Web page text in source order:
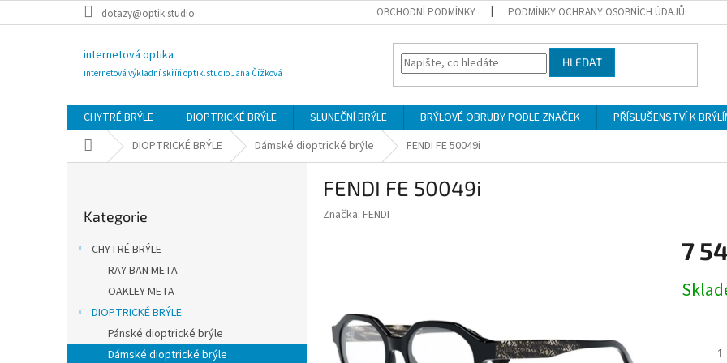
na
dotazy@optik.studio OBCHODNÍ PODMÍNKY PODMÍNKY OCHRANY OSOBNÍCH ÚDAJŮ
internetová optika
internetová výkladní skříň optik.studio Jana Čížková
HLEDAT
CHYTRÉ BRÝLE DIOPTRICKÉ BRÝLE SLUNEČNÍ BRÝLE BRÝLOVÉ OBRUBY PODLE ZNAČEK PŘÍSLUŠENSTVÍ K
Domů DIOPTRICKÉ BRÝLE Dámské dioptrické brýle FENDI FE 50049i
a
kategorie
Kategorie
CHYTRÉ BRÝLE
RAY BAN META
OAKLEY META
DIOPTRICKÉ BRÝLE
Pánské dioptrické brýle
Dámské dioptrické brýle
FENDI FE 50049i
Značka: FENDI
7
cena: